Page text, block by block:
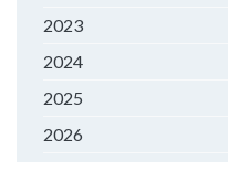
2023
2024
2025
2026